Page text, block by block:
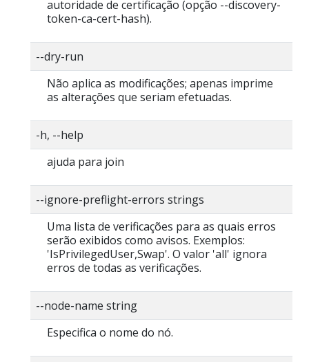
autoridade de certificação (opção --discovery-
token-ca-cert-hash).
--dry-run
Não aplica as modificações; apenas imprime
as alterações que seriam efetuadas.
-h, --help
ajuda para join
--ignore-preflight-errors strings
Uma lista de verificações para as quais erros
serão exibidos como avisos. Exemplos:
'IsPrivilegedUser,Swap'. O valor 'all' ignora
erros de todas as verificações.
--node-name string
Especifica o nome do nó.